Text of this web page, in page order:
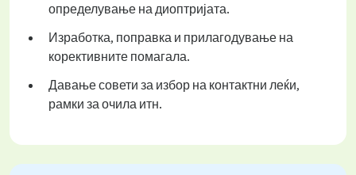
определување на диоптријата.
Изработка, поправка и прилагодување на
корективните помагала.
Давање совети за избор на контактни леќи,
рамки за очила итн.